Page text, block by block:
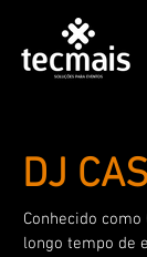
DJ
Conhecido como
longo tempo de